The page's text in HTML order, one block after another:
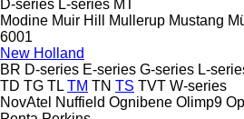
D-series L-series MT
Modine Muir Hill Mullerup Mustang
6001
New Holland
BR D-series E-series G-series L-
TD TG TL TM TN TS TVT W-series
NovAtel Nuffield Ognibene Olimp9